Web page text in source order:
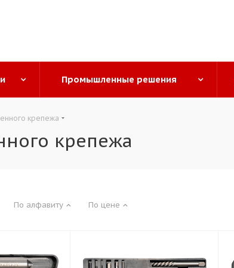
Промышленные решения
крепежа
крепежа
По алфавиту По цене